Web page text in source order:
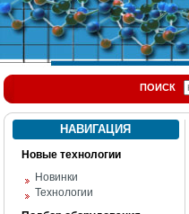
ПОИСК
НАВИГАЦИЯ
Новые технологии
Новинки
Технологии